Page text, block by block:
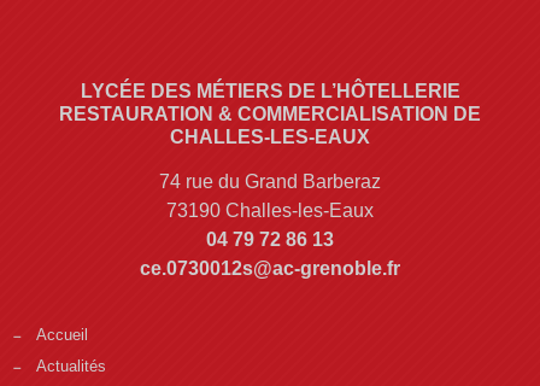
LYCÉE DES MÉTIERS DE L’HÔTELLERIE
RESTAURATION & COMMERCIALISATION DE
CHALLES-LES-EAUX
74 rue du Grand Barberaz
73190 Challes-les-Eaux
04 79 72 86 13
ce.0730012s@ac-grenoble.fr
Accueil
Actualités